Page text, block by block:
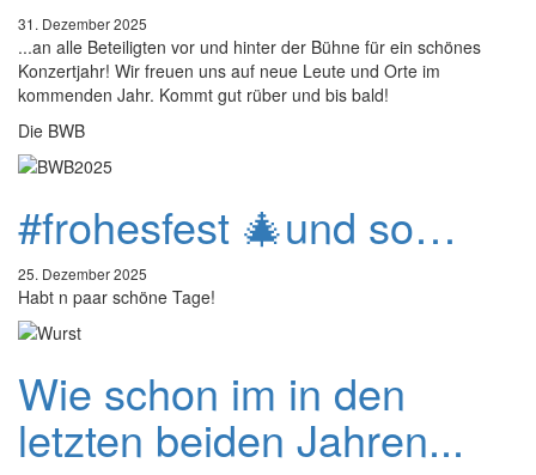
31. Dezember 2025
...an alle Beteiligten vor und hinter der Bühne für ein schönes
Konzertjahr! Wir freuen uns auf neue Leute und Orte im
kommenden Jahr. Kommt gut rüber und bis bald!
Die BWB
#frohesfest 🎄und so…
25. Dezember 2025
Habt n paar schöne Tage!
Wie schon im in den
letzten beiden Jahren...